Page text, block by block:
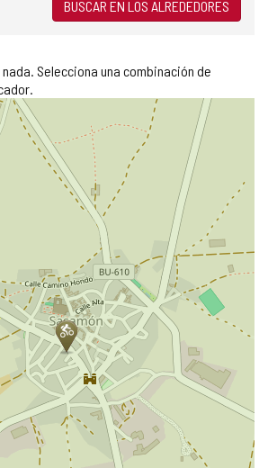
BUSCAR EN LOS ALREDEDORES
Selecciona una combinación de